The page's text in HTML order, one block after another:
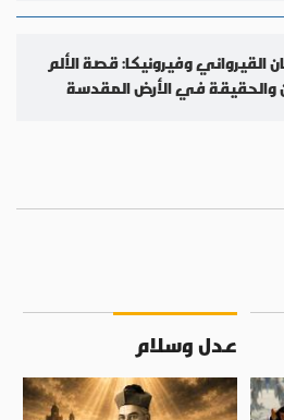
القيرواني وفيرونيكا: قصة الألم
والحقيقة في الأرض المقدسة
عدل وسلام